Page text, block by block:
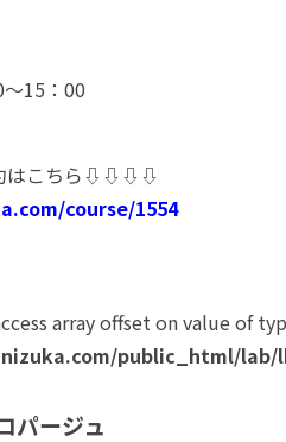
15：00
はこちら⇩⇩⇩⇩
course/1554
array offset on value of
public_html/
パージュ